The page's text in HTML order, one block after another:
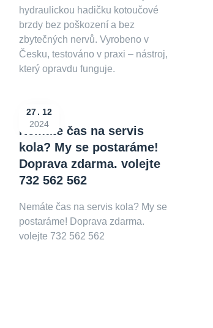
hydraulickou hadičku kotoučové
brzdy bez poškození a bez
zbytečných nervů. Vyrobeno v
Česku, testováno v praxi – nástroj,
který opravdu funguje.
Nemáte čas na servis
kola? My se postaráme!
Doprava zdarma. volejte
732 562 562
27
12
2024
Nemáte čas na servis kola? My se
postaráme! Doprava zdarma.
volejte 732 562 562